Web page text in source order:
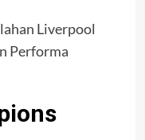
Liverpool
Performa